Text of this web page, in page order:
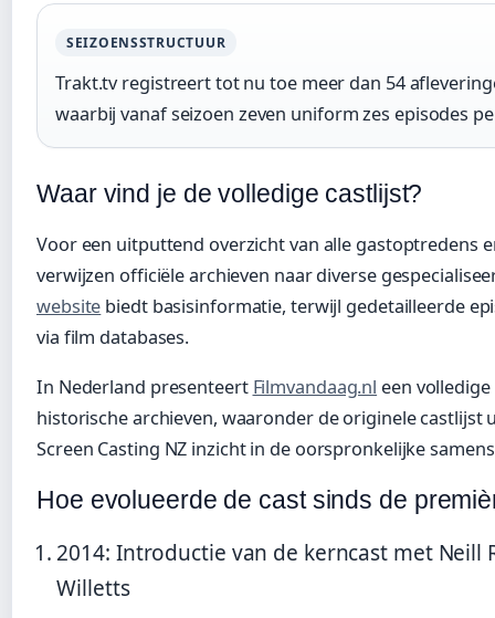
SEIZOENSSTRUCTUUR
Trakt.tv registreert tot nu toe meer dan 54
waarbij vanaf seizoen zeven uniform zes episodes
Waar vind je de volledige castlijst?
Voor een uitputtend overzicht van alle gastoptredens
verwijzen officiële archieven naar diverse
website biedt basisinformatie, terwijl gedetailleerde
via film databases.
In Nederland presenteert Filmvandaag.nl een
historische archieven, waaronder de originele castlijst
Screen Casting NZ inzicht in de oorspronkelijke
Hoe evolueerde de cast sinds de
2014: Introductie van de kerncast met Neill
Willetts